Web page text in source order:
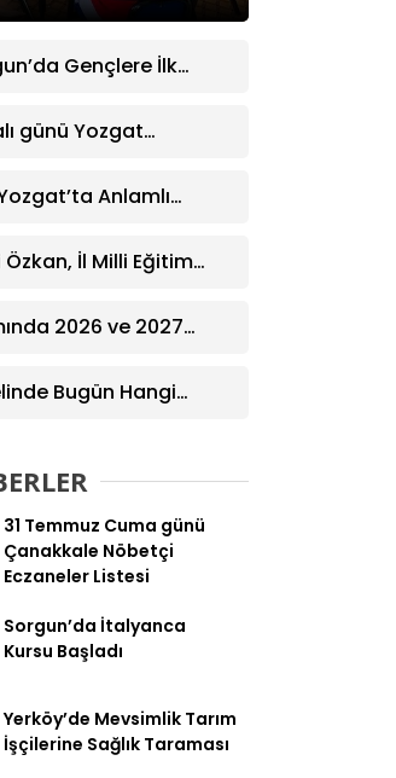
Gençlere İlk
günü Yozgat
Anlamlı
Buluştu
İl Milli Eğitim
2026 ve 2027
Bugün Hangi
31 Temmuz Cuma günü
Çanakkale Nöbetçi
Eczaneler Listesi
Sorgun’da İtalyanca
Kursu Başladı
Yerköy’de Mevsimlik Tarım
İşçilerine Sağlık Taraması